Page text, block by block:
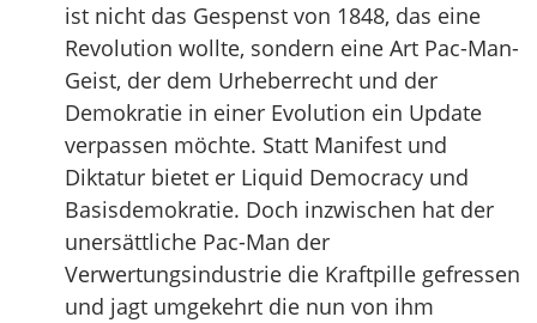
ist nicht das Gespenst von 1848, das eine
Revolution wollte, sondern eine Art Pac-Man-
Geist, der dem Urheberrecht und der
Demokratie in einer Evolution ein Update
verpassen möchte. Statt Manifest und
Diktatur bietet er Liquid Democracy und
Basisdemokratie. Doch inzwischen hat der
unersättliche Pac-Man der
Verwertungsindustrie die Kraftpille gefressen
und jagt umgekehrt die nun von ihm